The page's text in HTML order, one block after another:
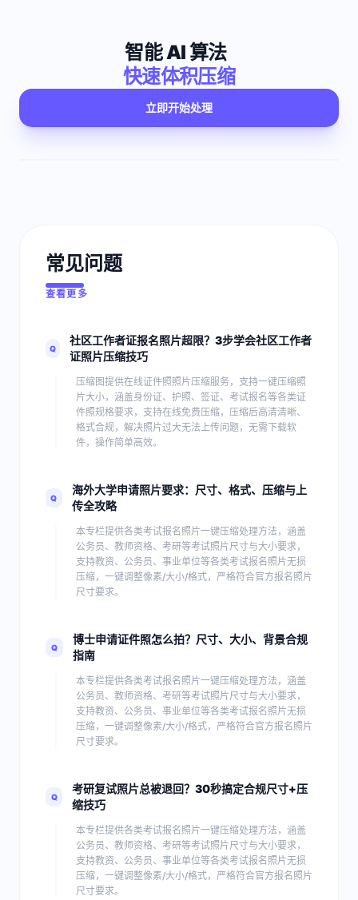
智能 AI 算法
快速体积压缩
立即开始处理
常见问题
查看更多
Q
社区工作者证报名照片超限？3步学会社区工作者
证照片压缩技巧
压缩图提供在线证件照照片压缩服务，支持一键压缩照
片大小，涵盖身份证、护照、签证、考试报名等各类证
件照规格要求，支持在线免费压缩，压缩后高清清晰、
格式合规，解决照片过大无法上传问题，无需下载软
件，操作简单高效。
Q
海外大学申请照片要求：尺寸、格式、压缩与上
传全攻略
本专栏提供各类考试报名照片一键压缩处理方法，涵盖
公务员、教师资格、考研等考试照片尺寸与大小要求，
支持教资、公务员、事业单位等各类考试报名照片无损
压缩，一键调整像素/大小/格式，严格符合官方报名照片
尺寸要求。
Q
博士申请证件照怎么拍？尺寸、大小、背景合规
指南
本专栏提供各类考试报名照片一键压缩处理方法，涵盖
公务员、教师资格、考研等考试照片尺寸与大小要求，
支持教资、公务员、事业单位等各类考试报名照片无损
压缩，一键调整像素/大小/格式，严格符合官方报名照片
尺寸要求。
Q
考研复试照片总被退回？30秒搞定合规尺寸+压
缩技巧
本专栏提供各类考试报名照片一键压缩处理方法，涵盖
公务员、教师资格、考研等考试照片尺寸与大小要求，
支持教资、公务员、事业单位等各类考试报名照片无损
压缩，一键调整像素/大小/格式，严格符合官方报名照片
尺寸要求。